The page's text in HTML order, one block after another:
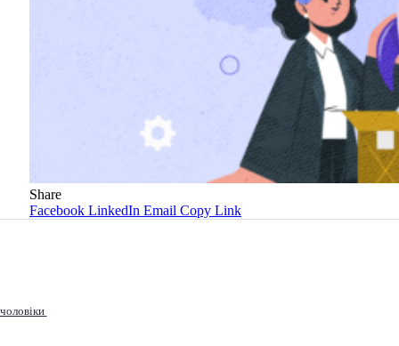
Share
Facebook LinkedIn Email Copy Link